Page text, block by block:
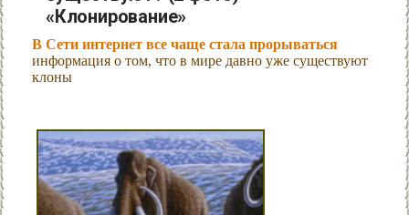
«Клонирование»
В Сети интернет все чаще стала прорываться
информация о том, что в мире давно уже существуют
клоны